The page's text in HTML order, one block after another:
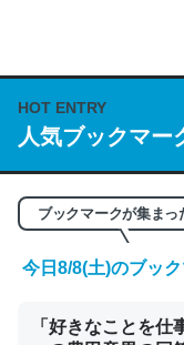
https://
/064121
─GPTの仕組みと限界
くらい。小説でい
HOT ENTRY
人気ブックマー
ブックマークが集まっ
今日8/8(土)のブッ
「好きなことを仕